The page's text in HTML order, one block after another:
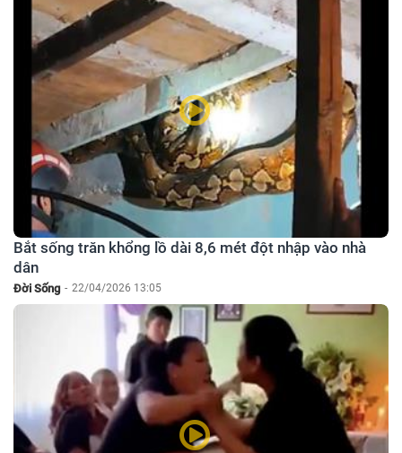
Bắt sống trăn khổng lồ dài 8,6 mét đột nhập vào nhà
dân
Đời Sống - 22/04/2026 13:05